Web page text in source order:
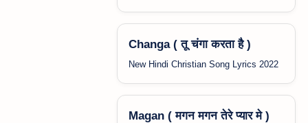
Changa ( तू चंगा करता है )
New Hindi Christian Song Lyrics 2022
Magan ( मगन मगन तेरे प्यार मे )